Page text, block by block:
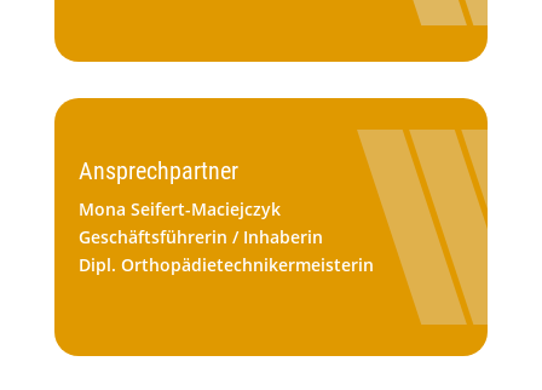
Ansprechpartner
Mona Seifert-Maciejczyk
Geschäftsführerin / Inhaberin
Dipl. Orthopädietechnikermeisterin